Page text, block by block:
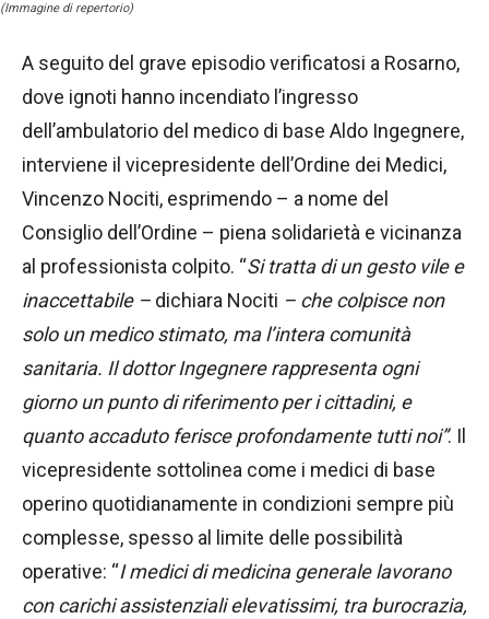
(Immagine di repertorio)
A seguito del grave episodio verificatosi a Rosarno,
dove ignoti hanno incendiato l’ingresso
dell’ambulatorio del medico di base Aldo Ingegnere,
interviene il vicepresidente dell’Ordine dei Medici,
Vincenzo Nociti, esprimendo – a nome del
Consiglio dell’Ordine – piena solidarietà e vicinanza
al professionista colpito. “Si tratta di un gesto vile e
inaccettabile – dichiara Nociti – che colpisce non
solo un medico stimato, ma l’intera comunità
sanitaria. Il dottor Ingegnere rappresenta ogni
giorno un punto di riferimento per i cittadini, e
quanto accaduto ferisce profondamente tutti noi”. Il
vicepresidente sottolinea come i medici di base
operino quotidianamente in condizioni sempre più
complesse, spesso al limite delle possibilità
operative: “I medici di medicina generale lavorano
con carichi assistenziali elevatissimi, tra burocrazia,